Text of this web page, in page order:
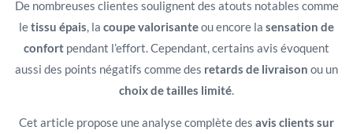
De nombreuses clientes soulignent des atouts notables comme
letissu épais , la coupe valorisanteou encore la sensation de
confort pendant l’effort. Cependant, certains avis évoquent
aussi des points négatifs comme des retards de livraison ou un
choix de tailles limité
Cet article propose une analyse complète des avis clients sur